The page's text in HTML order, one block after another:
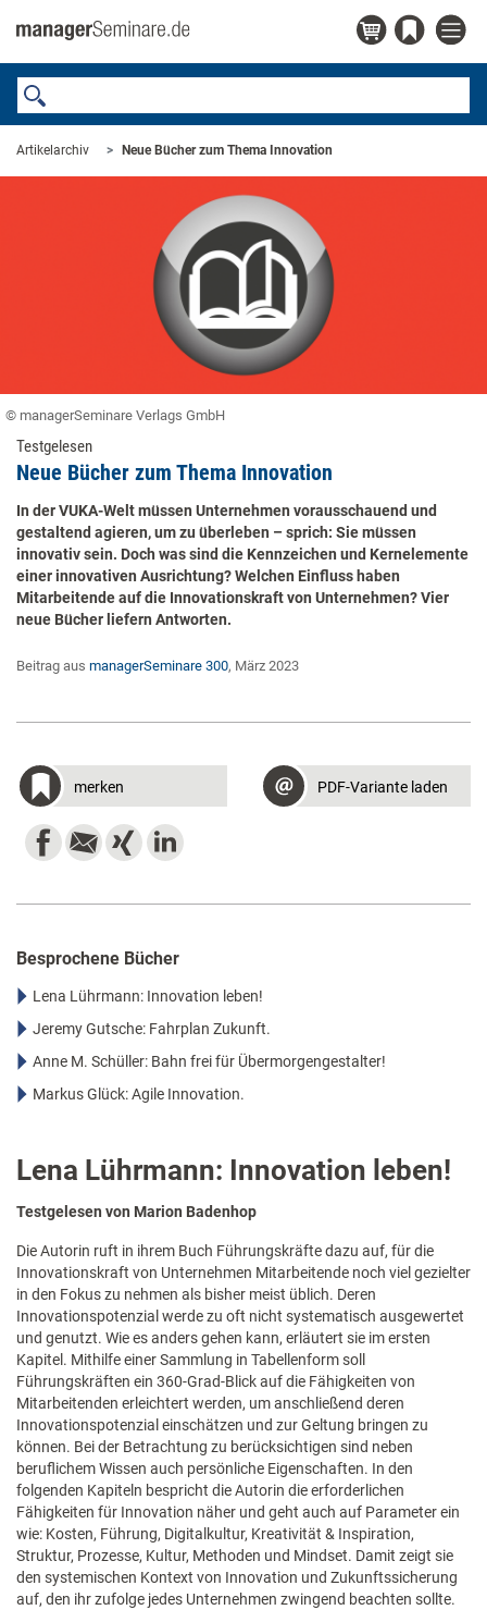
Artikelarchiv Neue Bücher zum Thema Innovation
© managerSeminare Verlags GmbH
Testgelesen
Neue Bücher zum Thema Innovation
In der VUKA-Welt müssen Unternehmen vorausschauend und
gestaltend agieren, um zu überleben – sprich: Sie müssen
innovativ sein. Doch was sind die Kennzeichen und Kernelemente
einer innovativen Ausrichtung? Welchen Einfluss haben
Mitarbeitende auf die Innovationskraft von Unternehmen? Vier
neue Bücher liefern Antworten.
Beitrag aus managerSeminare 300, März 2023
merken PDF-Variante laden
Besprochene Bücher
Lena Lührmann: Innovation leben!
Jeremy Gutsche: Fahrplan Zukunft.
Anne M. Schüller: Bahn frei für Übermorgengestalter!
Markus Glück: Agile Innovation.
Lena Lührmann: Innovation leben!
Testgelesen von Marion Badenhop
Die Autorin ruft in ihrem Buch Führungskräfte dazu auf, für die
Innovationskraft von Unternehmen Mitarbeitende noch viel gezielter
in den Fokus zu nehmen als bisher meist üblich. Deren
Innovationspotenzial werde zu oft nicht systematisch ausgewertet
und genutzt. Wie es anders gehen kann, erläutert sie im ersten
Kapitel. Mithilfe einer Sammlung in Tabellenform soll
Führungskräften ein 360-Grad-Blick auf die Fähigkeiten von
Mitarbeitenden erleichtert werden, um anschließend deren
Innovationspotenzial einschätzen und zur Geltung bringen zu
können. Bei der Betrachtung zu berücksichtigen sind neben
beruflichem Wissen auch persönliche Eigenschaften. In den
folgenden Kapiteln bespricht die Autorin die erforderlichen
Fähigkeiten für Innovation näher und geht auch auf Parameter ein
wie: Kosten, Führung, Digitalkultur, Kreativität & Inspiration,
Struktur, Prozesse, Kultur, Methoden und Mindset. Damit zeigt sie
den systemischen Kontext von Innovation und Zukunftssicherung
auf, den ihr zufolge jedes Unternehmen zwingend beachten sollte.